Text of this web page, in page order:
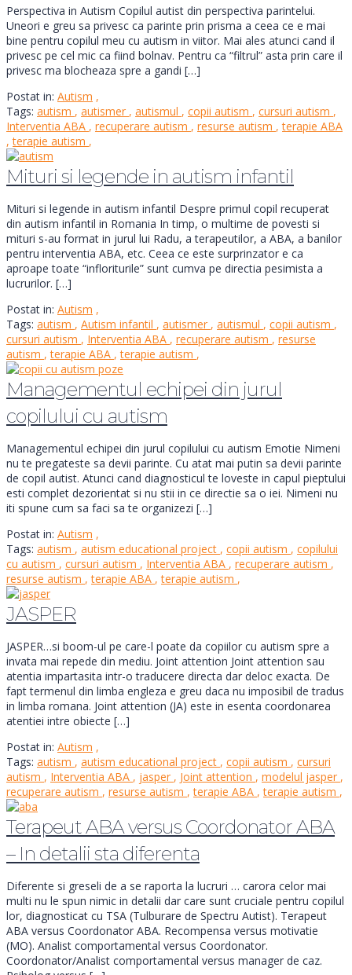
Perspectiva in Autism Copilul autist din perspectiva parintelui.
Uneori e greu sa privesc ca parinte prin prisma a ceea ce e mai
bine pentru copilul meu cu autism in viitor. Mai ales atunci cand il
privesc pe cel mic ca fiind bolnav. Pentru ca “filtrul” asta prin care il
privesc ma blocheaza spre a gandi […]
Postat in: Autism ,
Tags: autism , autismer , autismul , copii autism , cursuri autism ,
Interventia ABA , recuperare autism , resurse autism , terapie ABA
, terapie autism ,
Mituri si legende in autism infantil
Mituri si legende in autism infantil Despre primul copil recuperat
din autism infantil in Romania In timp, o multime de povesti si
mituri s-au format in jurul lui Radu, a terapeutilor, a ABA, a banilor
pentru interventia ABA, etc. Ceea ce este surprinzator e ca
aproape toate “infloriturile” sunt cumva pe directia pesimista a
lucrurilor. […]
Postat in: Autism ,
Tags: autism , Autism infantil , autismer , autismul , copii autism ,
cursuri autism , Interventia ABA , recuperare autism , resurse
autism , terapie ABA , terapie autism ,
Managementul echipei din jurul
copilului cu autism
Managementul echipei din jurul copilului cu autism Emotie Nimeni
nu te pregateste sa devii parinte. Cu atat mai putin sa devii parinte
de copil autist. Atunci cand diagnosticul te loveste in capul pieptului
esti complet dezorientat si nu stii in ce directie sa o iei. Nimeni nu
iti spune cum sa faci sa te organizezi […]
Postat in: Autism ,
Tags: autism , autism educational project , copii autism , copilului
cu autism , cursuri autism , Interventia ABA , recuperare autism ,
resurse autism , terapie ABA , terapie autism ,
JASPER
JASPER…si boom-ul pe care-l poate da copiilor cu autism spre a
invata mai repede din mediu. Joint attention Joint attention sau
atentia impartasita intr-o traducere directa dar deloc exacta. De
fapt termenul din limba engleza e greu daca nu imposibil de tradus
in limba romana. Joint attention (JA) este in esenta coordonarea
atentiei intre obiecte […]
Postat in: Autism ,
Tags: autism , autism educational project , copii autism , cursuri
autism , Interventia ABA , jasper , Joint attention , modelul jasper ,
recuperare autism , resurse autism , terapie ABA , terapie autism ,
Terapeut ABA versus Coordonator ABA
– In detalii sta diferenta
Diferente si greseli de a se raporta la lucruri … carora celor mai
multi nu le spun nimic in detalii dar care sunt cruciale pentru copilul
lor, diagnosticat cu TSA (Tulburare de Spectru Autist). Terapeut
ABA versus Coordonator ABA. Recompensa versus motivatie
(MO). Analist comportamental versus Coordonator.
Coordonator/Analist comportamental versus manager de caz.